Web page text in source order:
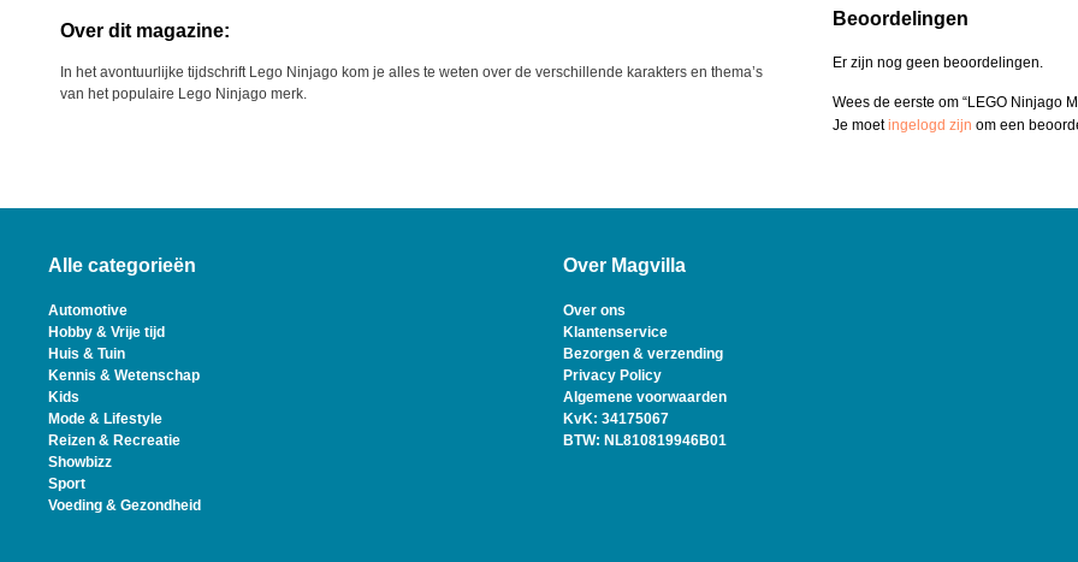
Over dit magazine:
In het avontuurlijke tijdschrift Lego Ninjago kom je alles te weten over de verschillende karakters en thema’s
van het populaire Lego Ninjago merk.
Beoordelingen
Er zijn nog geen beoordelingen.
Wees de eerste om “LEGO Ninjago
Je moetingelogd zijn om een
Alle categorieën
Automotive
Hobby & Vrije tijd
Huis & Tuin
Kennis & Wetenschap
Kids
Mode & Lifestyle
Reizen & Recreatie
Showbizz
Sport
Voeding & Gezondheid
Over Magvilla
Over ons
Klantenservice
Bezorgen & verzending
Privacy Policy
Algemene voorwaarden
KvK: 34175067
BTW: NL810819946B01